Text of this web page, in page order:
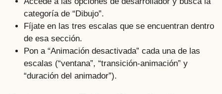
categoría de “Dibujo”.
Fíjate en las tres escalas que se encuentran dentro
de esa sección.
Pon a “Animación desactivada” cada una de las
escalas (“ventana”, “transición-animación” y
“duración del animador”).